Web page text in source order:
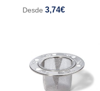
Desde 3,74€